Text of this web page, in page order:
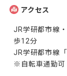
アクセス
JR学研都市線
歩12分
JR学研都市線
※自転車通勤可